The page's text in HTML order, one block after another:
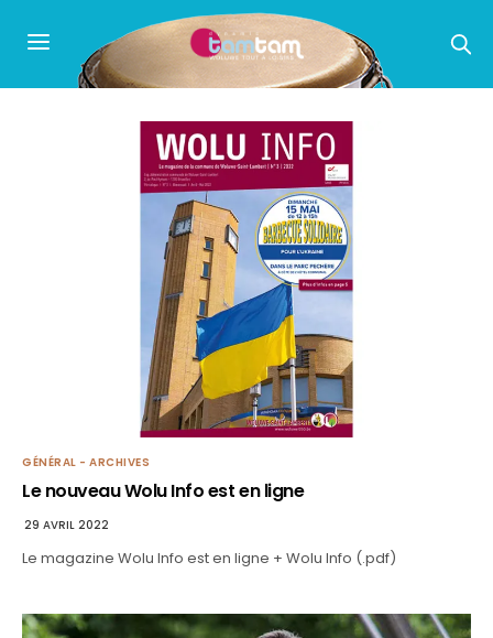
GÉNÉRAL - ARCHIVES
Le nouveau Wolu Info est en ligne
29 AVRIL 2022
Le magazine Wolu Info est en ligne + Wolu Info (.pdf)